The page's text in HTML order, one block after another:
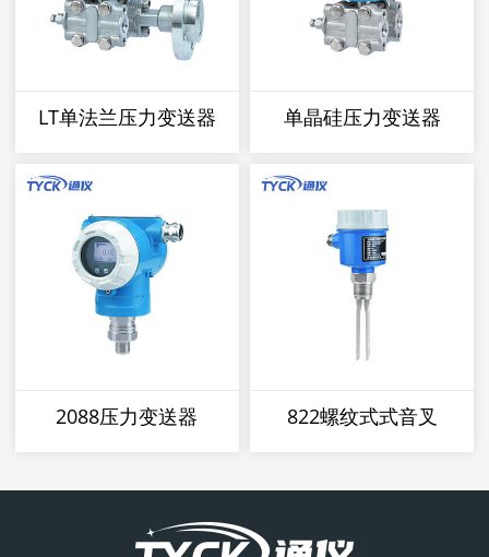
LT单法兰压力变送器 单晶硅压力变送器
2088压力变送器 822螺纹式式音叉